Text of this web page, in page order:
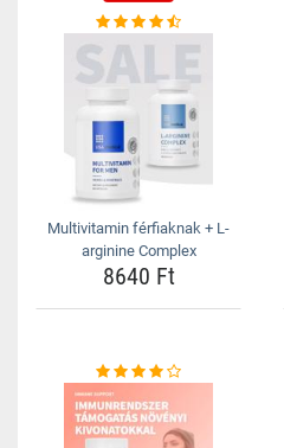
Multivitamin férfiaknak + L-
arginine Complex
8640 Ft